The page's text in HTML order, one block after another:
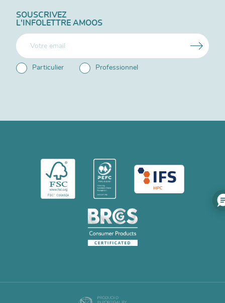
SOUSCRIVEZ
L'INFOLETTRE AMOOS
Particulier Professionnel